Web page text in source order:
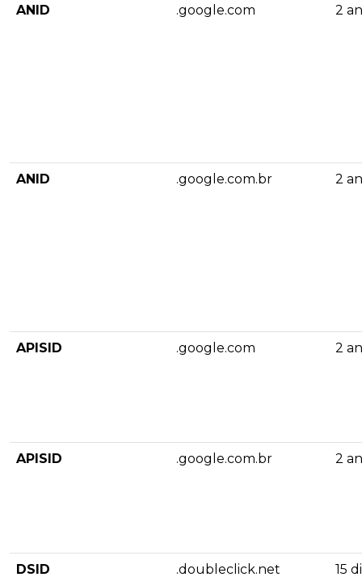
ANID .google.com 2
ANID .google.com.br 2
APISID .google.com 2
APISID .google.com.br 2
DSID .doubleclick.net 15